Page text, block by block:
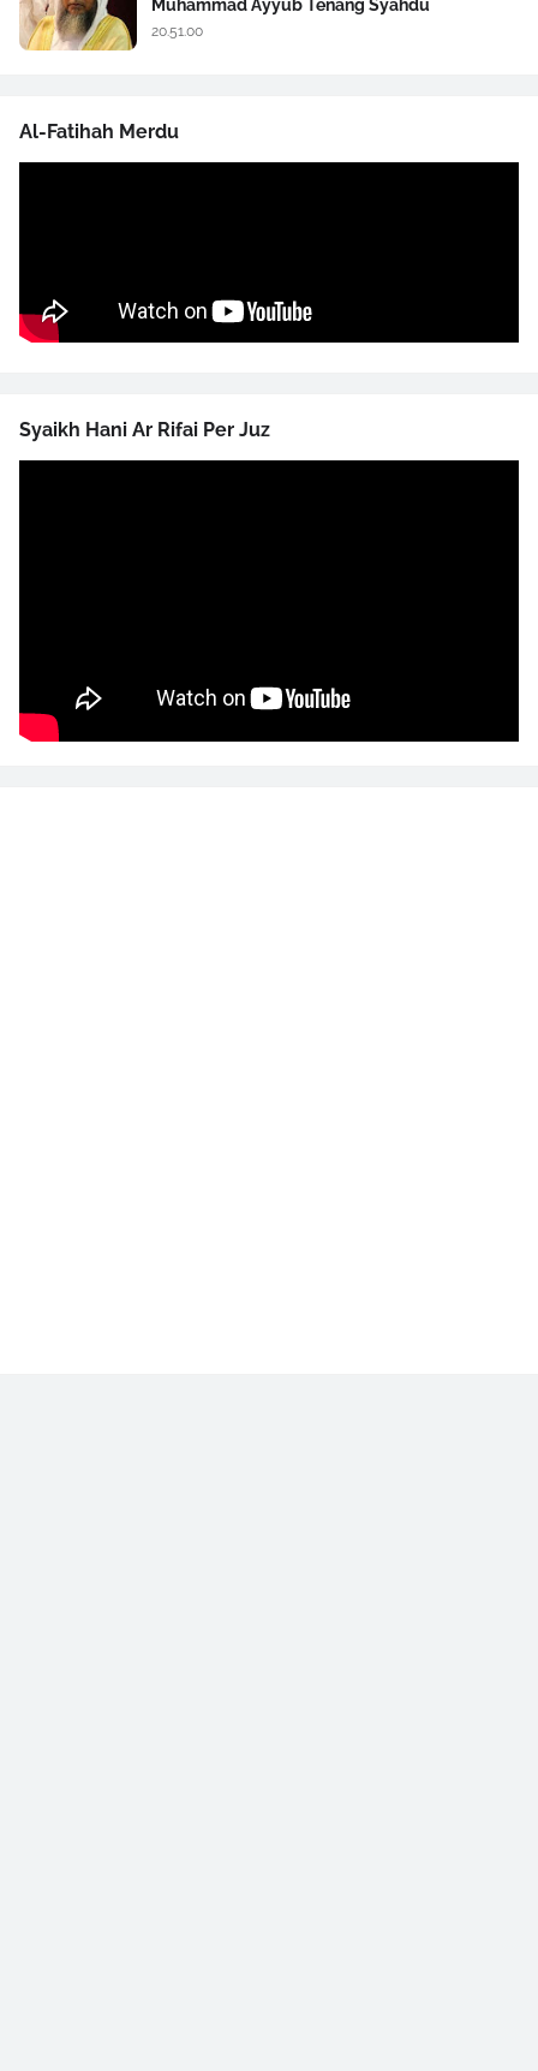
Muhammad Ayyub Tenang Syahdu
20.51.00
Al-Fatihah Merdu
Syaikh Hani Ar Rifai Per Juz